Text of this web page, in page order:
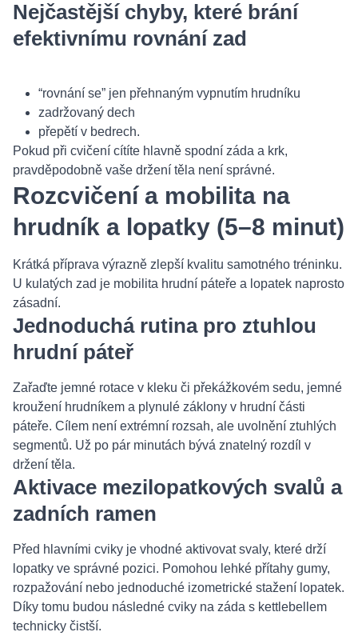
Nejčastější chyby, které brání
efektivnímu rovnání zad
“rovnání se” jen přehnaným vypnutím hrudníku
zadržovaný dech
přepětí v bedrech.
Pokud při cvičení cítíte hlavně spodní záda a krk,
pravděpodobně vaše držení těla není správné.
Rozcvičení a mobilita na
hrudník a lopatky (5–8 minut)
Krátká příprava výrazně zlepší kvalitu samotného tréninku.
U kulatých zad je mobilita hrudní páteře a lopatek naprosto
zásadní.
Jednoduchá rutina pro ztuhlou
hrudní páteř
Zařaďte jemné rotace v kleku či překážkovém sedu, jemné
kroužení hrudníkem a plynulé záklony v hrudní části
páteře. Cílem není extrémní rozsah, ale uvolnění ztuhlých
segmentů. Už po pár minutách bývá znatelný rozdíl v
držení těla.
Aktivace mezilopatkových svalů a
zadních ramen
Před hlavními cviky je vhodné aktivovat svaly, které drží
lopatky ve správné pozici. Pomohou lehké přítahy gumy,
rozpažování nebo jednoduché izometrické stažení lopatek.
Díky tomu budou následné cviky na záda s kettlebellem
technicky čistší.